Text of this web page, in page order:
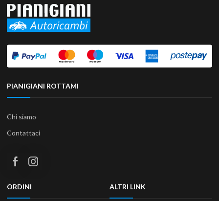
PIANIGIANI ROTTAMI
Chi siamo
Contattaci
ORDINI ALTRI LINK